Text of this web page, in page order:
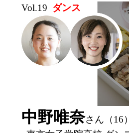
Vol.19 ダンス
中野唯奈さん（16）